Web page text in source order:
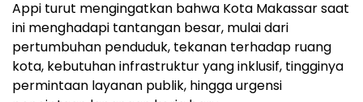
Appi turut mengingatkan bahwa Kota Makassar saat
ini menghadapi tantangan besar, mulai dari
pertumbuhan penduduk, tekanan terhadap ruang
kota, kebutuhan infrastruktur yang inklusif, tingginya
permintaan layanan publik, hingga urgensi